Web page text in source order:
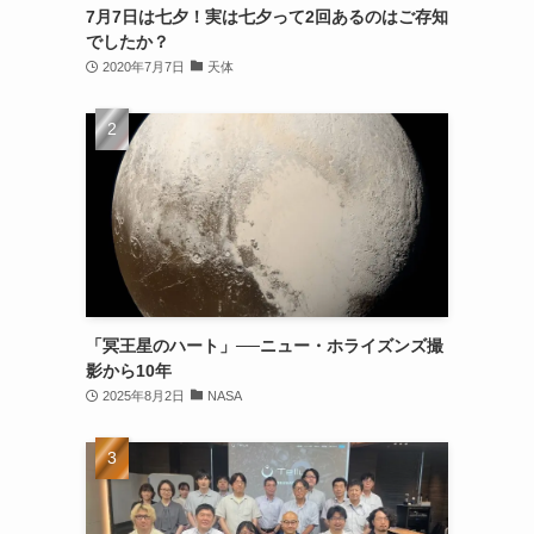
7月7日は七夕！実は七夕って2回あるのはご存知
でしたか？
2020年7月7日 天体
「冥王星のハート」──ニュー・ホライズンズ撮
影から10年
2025年8月2日 NASA